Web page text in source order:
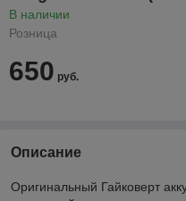
В наличии
Розница
650 руб.
Описание
Оригинальный Гайковерт